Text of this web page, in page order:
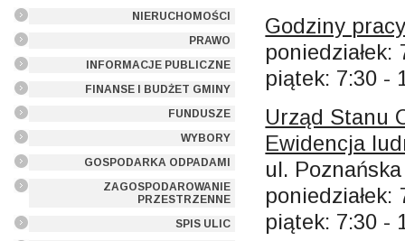
NIERUCHOMOŚCI
PRAWO
INFORMACJE PUBLICZNE
FINANSE I BUDŻET GMINY
FUNDUSZE
WYBORY
GOSPODARKA ODPADAMI
ZAGOSPODAROWANIE
PRZESTRZENNE
SPIS ULIC
Godziny
piątek: 7:30 -
Urząd Stanu
Ewidencja
ul.
piątek: 7:30 -